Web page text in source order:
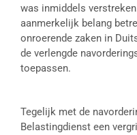
was inmiddels
aanmerkelijk belang
onroerende zaken in
de verlengde
toepassen.
Tegelijk met de
Belastingdienst een